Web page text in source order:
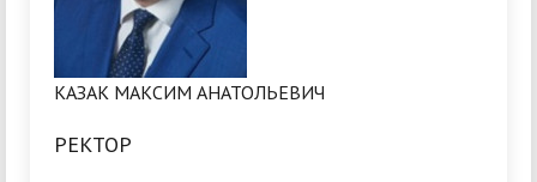
КАЗАК МАКСИМ АНАТОЛЬЕВИЧ
РЕКТОР